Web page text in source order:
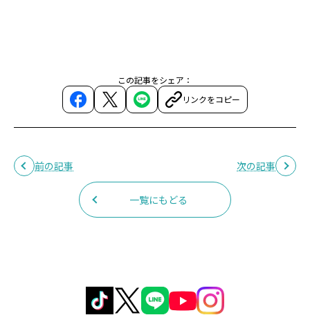
この記事をシェア：
リンクをコピー
前の記事
一覧にもどる
次の記事